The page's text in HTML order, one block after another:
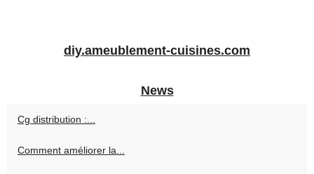
diy.ameublement-cuisines.com
News
Cg distribution :...
Comment améliorer la...